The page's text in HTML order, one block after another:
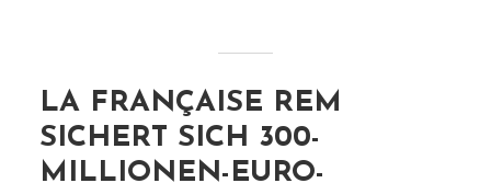
LA FRANÇAISE REM
SICHERT SICH 300-
MILLIONEN-EURO-